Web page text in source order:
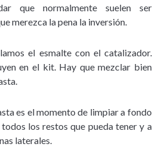
que normalmente suelen ser
merezca la pena la inversión.
el esmalte con el catalizador.
en el kit. Hay que mezclar bien
es el momento de limpiar a fondo
los restos que pueda tener y a
laterales.